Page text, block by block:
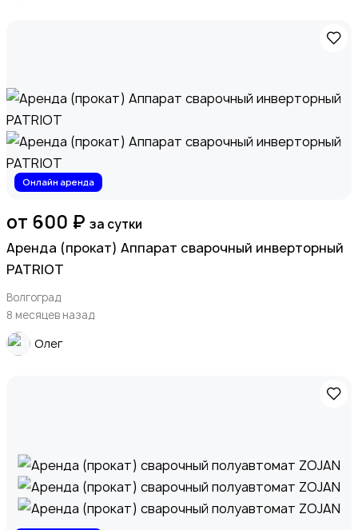
Онлайн аренда
от 600 ₽ за сутки
Аренда (прокат) Аппарат сварочный инверторный
PATRIOT
Волгоград
8 месяцев назад
Олег